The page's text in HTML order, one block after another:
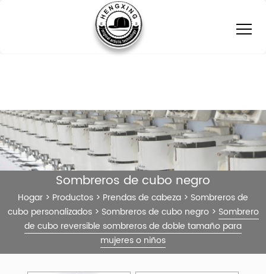
Sombreros de cubo negro
Hogar > Productos > Prendas de cabeza > Sombreros de
cubo personalizados> Sombreros de cubo negro> Sombrero
de cubo reversible sombreros de doble tamaño para
mujeres o niños